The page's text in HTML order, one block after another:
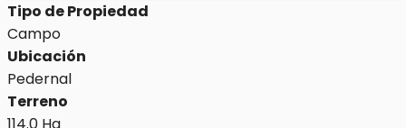
Tipo de Propiedad
Campo
Ubicación
Pedernal
Terreno